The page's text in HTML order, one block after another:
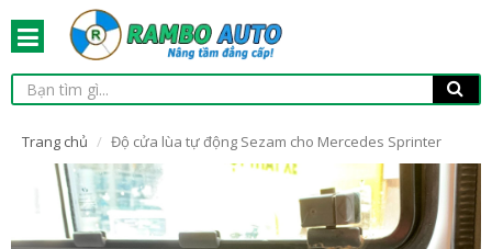
Trang chủ Độ cửa lùa tự động Sezam cho Mercedes Sprinter